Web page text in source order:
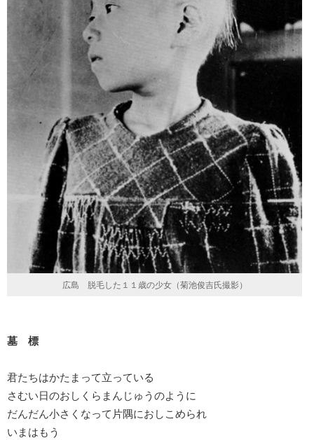
広島 脱毛した１１歳の少女（菊池俊吉氏撮影）
墓 標
君たちはかたまって立っている
さむい日のおしくらまんじゅうのように
だんだん小さくなって片隅におしこめられ
いまはもう